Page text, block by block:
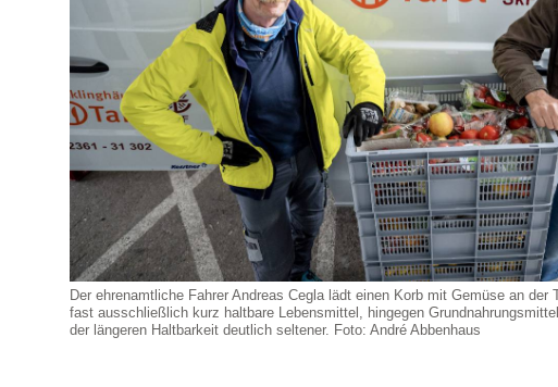
Der ehrenamtliche Fahrer Andreas Cegla lädt einen Korb mit Gemüse an der
fast ausschließlich kurz haltbare Lebensmittel, hingegen
der längeren Haltbarkeit deutlich seltener. Foto: André Abbenhaus